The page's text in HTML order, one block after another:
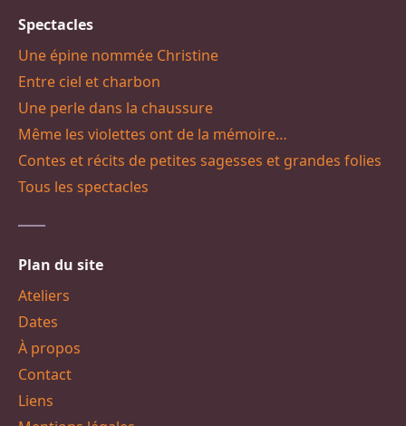
Spectacles
Une épine nommée Christine
Entre ciel et charbon
Une perle dans la chaussure
Même les violettes ont de la mémoire…
Contes et récits de petites sagesses et grandes folies
Tous les spectacles
Plan du site
Ateliers
Dates
À propos
Contact
Liens